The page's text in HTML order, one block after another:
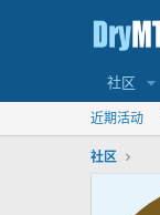
社区
近期活动
社区